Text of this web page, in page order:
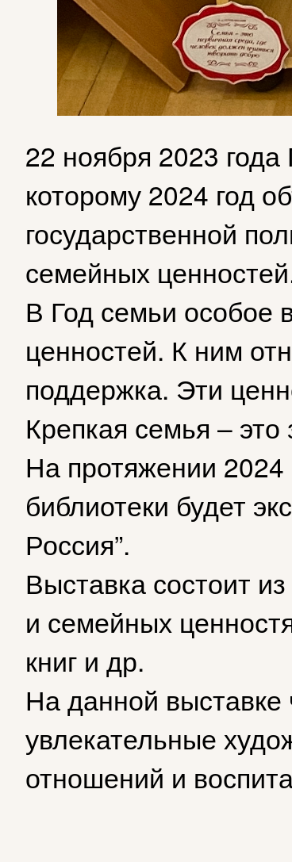
22 ноября 2023
которому 2024 год
государственной
семейных
В Год семьи особое
ценностей. К ним
поддержка. Эти
Крепкая семья –
На протяжении 2024
библиотеки будет
Россия”.
Выставка состоит
и семейных
книг и др.
На данной выставке
увлекательные
отношений и